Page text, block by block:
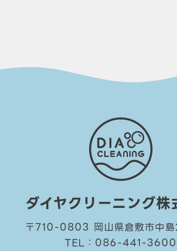
ダイヤクリーニング株
〒710-0803 岡山県倉敷市中
TEL：086-441-3600